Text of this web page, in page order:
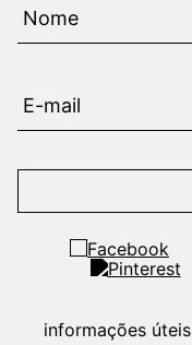
informações úteis